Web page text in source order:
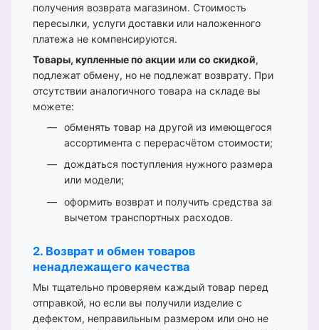
получения возврата магазином. Стоимость
пересылки, услуги доставки или наложенного
платежа не компенсируются.
Товары, купленные по акции или со скидкой,
подлежат обмену, но не подлежат возврату. При
отсутствии аналогичного товара на складе вы
можете:
обменять товар на другой из имеющегося
ассортимента с перерасчётом стоимости;
дождаться поступления нужного размера
или модели;
оформить возврат и получить средства за
вычетом транспортных расходов.
2. Возврат и обмен товаров
ненадлежащего качества
Мы тщательно проверяем каждый товар перед
отправкой, но если вы получили изделие с
дефектом, неправильным размером или оно не